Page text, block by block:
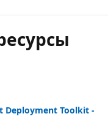
Deployment Toolkit -